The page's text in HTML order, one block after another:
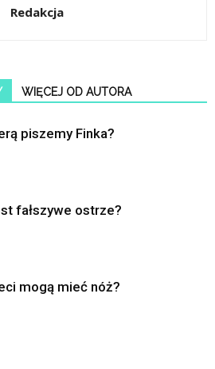
Redakcja
WIĘCEJ OD AUTORA
piszemy Finka?
fałszywe ostrze?
mogą mieć nóż?